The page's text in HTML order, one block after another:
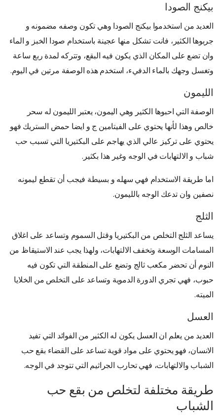
بيكنج الصودا
العديد من استخدموا بيكنج الصودا وهي تكون وصفه مضمونه و
جربوها الكثير، فانت تشكل منها عجينة باستخدام صودا الخبز و الماء
وان تضع على المكان الذي يكون فيه البقع، وتتركه لمدة ربع ساعة
وتغسل وجهك بالماء الدفيء، استخدم هذه الوصفة مرتين في اليوم.
الليمون
الوصفة التي احبوها الكثير وهي اليمون، يعتبر الليمون له سحر
خالص وهذا لأنها يحتوي على الفيتامين ج و ايضا حمض الستريك فهو
يحتوي على تركيز عالي الذي يهاجم على البكتيريا التي تسبب حب
شباب و الالتهابات في الوجه وغير هذا بكثير.
اما طريقة الاستخدام فهي سهله و بسيطة فيجب أن تقطع ليمونه
نصفين وان تدعك الوجه بالليمون.
الثلج
يساعد الثلج التخلص من البكتيريا وقتل السموم وتساعد على اغلاق
المسامات الوسعة وتخفف الالتهابات، ولهذا يجب عند الاستيقاظ من
النوم أن تحضر مكعب ثالج وتضع على المنطقة التي تكون فيه
حبوب، فهي تجري الدورة الدموية وتساعد على التخلص من الخلايا
الميته.
العسل
العديد من يعلم ان العسل يكون له الكثير من الفوائد التي تفيد
الانسان، فهو يحتوي على مواد قوية تساعد على القضاء بقع حب
الشباب والالتهابات، فهي تحارب الجراثيم التي تتوجد في الوجه.
طريقة مختلفة لتخلص من بقع حب
الشباب